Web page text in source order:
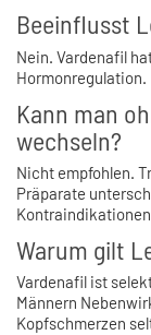
Beeinflusst
Nein. Vardenafil
Hormonregulation.
Kann man
wechseln?
Nicht empfohlen.
Präparate
Warum gilt
Vardenafil ist
Männern
Kopfschmerzen